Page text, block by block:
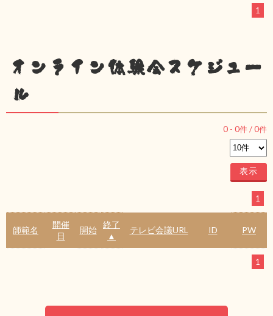
1
オンライン体験会スケジュー
ル
0 - 0件 /0件
1
師範名
開催
日
開始
終了
▲
テレビ会議URL ID PW
1